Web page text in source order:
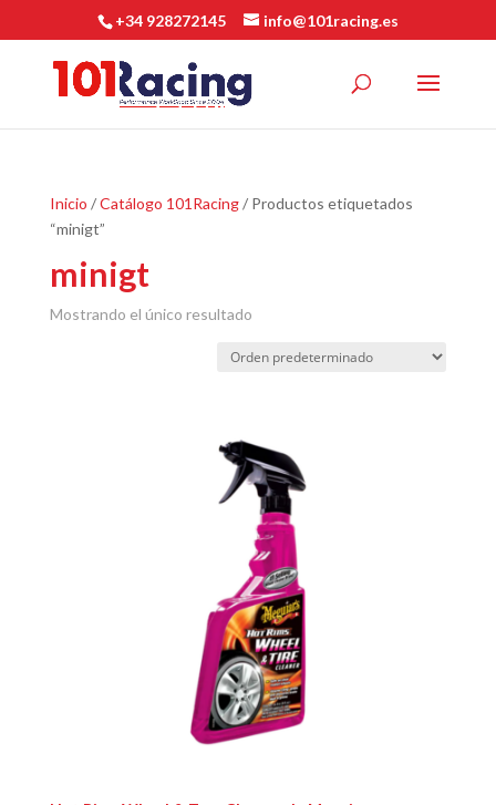
+34 928272145 info@101racing.es
Inicio /Catálogo 101Racing/ Productos etiquetados
“minigt”
minigt
Mostrando el único resultado